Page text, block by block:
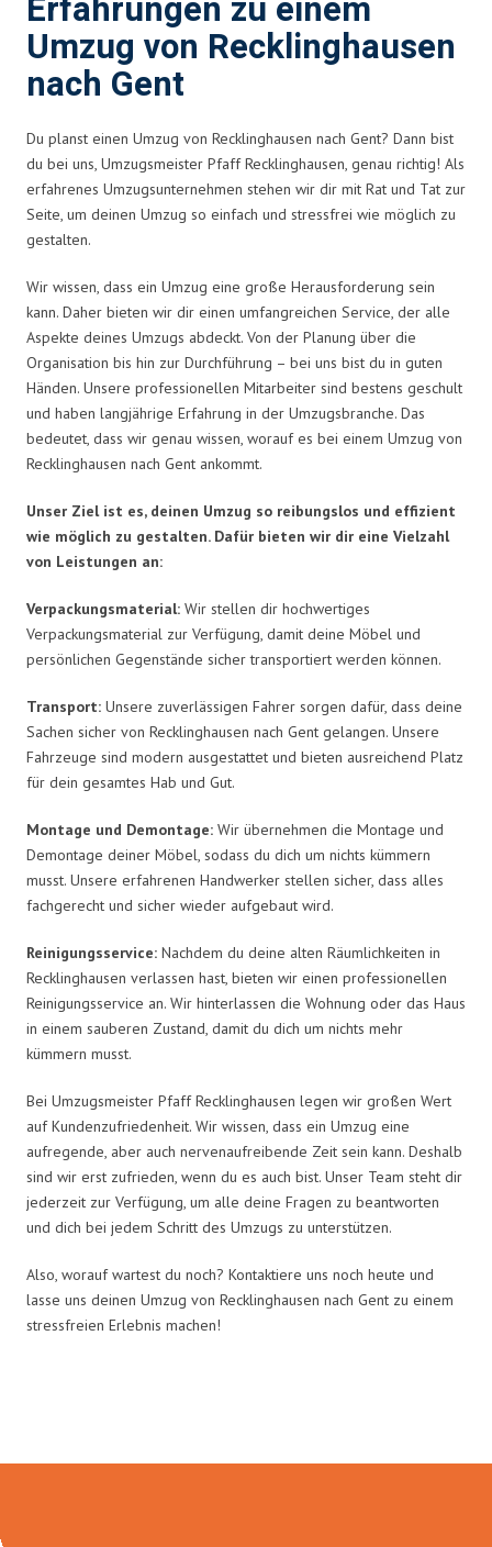
Erfahrungen zu einem
Umzug von Recklinghausen
nach Gent
Du planst einen Umzug von Recklinghausen nach Gent? Dann bist
du bei uns, Umzugsmeister Pfaff Recklinghausen, genau richtig! Als
erfahrenes Umzugsunternehmen stehen wir dir mit Rat und Tat zur
Seite, um deinen Umzug so einfach und stressfrei wie möglich zu
gestalten.
Wir wissen, dass ein Umzug eine große Herausforderung sein
kann. Daher bieten wir dir einen umfangreichen Service, der alle
Aspekte deines Umzugs abdeckt. Von der Planung über die
Organisation bis hin zur Durchführung – bei uns bist du in guten
Händen. Unsere professionellen Mitarbeiter sind bestens geschult
und haben langjährige Erfahrung in der Umzugsbranche. Das
bedeutet, dass wir genau wissen, worauf es bei einem Umzug von
Recklinghausen nach Gent ankommt.
Unser Ziel ist es, deinen Umzug so reibungslos und effizient
wie möglich zu gestalten. Dafür bieten wir dir eine Vielzahl
von Leistungen an:
Verpackungsmaterial: Wir stellen dir hochwertiges
Verpackungsmaterial zur Verfügung, damit deine Möbel und
persönlichen Gegenstände sicher transportiert werden können.
Transport: Unsere zuverlässigen Fahrer sorgen dafür, dass deine
Sachen sicher von Recklinghausen nach Gent gelangen. Unsere
Fahrzeuge sind modern ausgestattet und bieten ausreichend Platz
für dein gesamtes Hab und Gut.
Montage und Demontage: Wir übernehmen die Montage und
Demontage deiner Möbel, sodass du dich um nichts kümmern
musst. Unsere erfahrenen Handwerker stellen sicher, dass alles
fachgerecht und sicher wieder aufgebaut wird.
Reinigungsservice: Nachdem du deine alten Räumlichkeiten in
Recklinghausen verlassen hast, bieten wir einen professionellen
Reinigungsservice an. Wir hinterlassen die Wohnung oder das Haus
in einem sauberen Zustand, damit du dich um nichts mehr
kümmern musst.
Bei Umzugsmeister Pfaff Recklinghausen legen wir großen Wert
auf Kundenzufriedenheit. Wir wissen, dass ein Umzug eine
aufregende, aber auch nervenaufreibende Zeit sein kann. Deshalb
sind wir erst zufrieden, wenn du es auch bist. Unser Team steht dir
jederzeit zur Verfügung, um alle deine Fragen zu beantworten
und dich bei jedem Schritt des Umzugs zu unterstützen.
Also, worauf wartest du noch? Kontaktiere uns noch heute und
lasse uns deinen Umzug von Recklinghausen nach Gent zu einem
stressfreien Erlebnis machen!